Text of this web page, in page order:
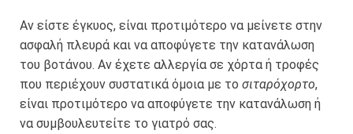
Αν είστε έγκυος, είναι προτιμότερο να μείνετε στην
ασφαλή πλευρά και να αποφύγετε την κατανάλωση
του βοτάνου. Αν έχετε αλλεργία σε χόρτα ή τροφές
που περιέχουν συστατικά όμοια με το σιταρόχορτο,
είναι προτιμότερο να αποφύγετε την κατανάλωση ή
να συμβουλευτείτε το γιατρό σας.